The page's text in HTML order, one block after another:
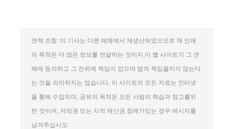
면책 조항 :이 기사는 다른 매체에서 재생산되었으므로 재 인쇄
의 목적은 더 많은 정보를 전달하는 것이지,이 웹 사이트가 그 견
해에 동의하고 그 진위에 책임이 있으며 법적 책임을지지 않는다
는 것을 의미하지는 않습니다. 이 사이트의 모든 자료는 인터넷
을 통해 수집되며, 공유의 목적은 모든 사람의 학습과 참고를위
한 것이며, 저작권 또는 지적 재산권 침해가있는 경우 메시지를
남겨주십시오.